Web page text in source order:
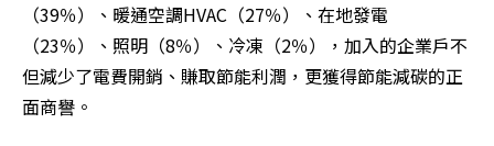
（39％）、暖通空調HVAC（27％）、在地發電
（23％）、照明（8％）、冷凍（2％），加入的企業戶不
但減少了電費開銷、賺取節能利潤，更獲得節能減碳的正
面商譽。